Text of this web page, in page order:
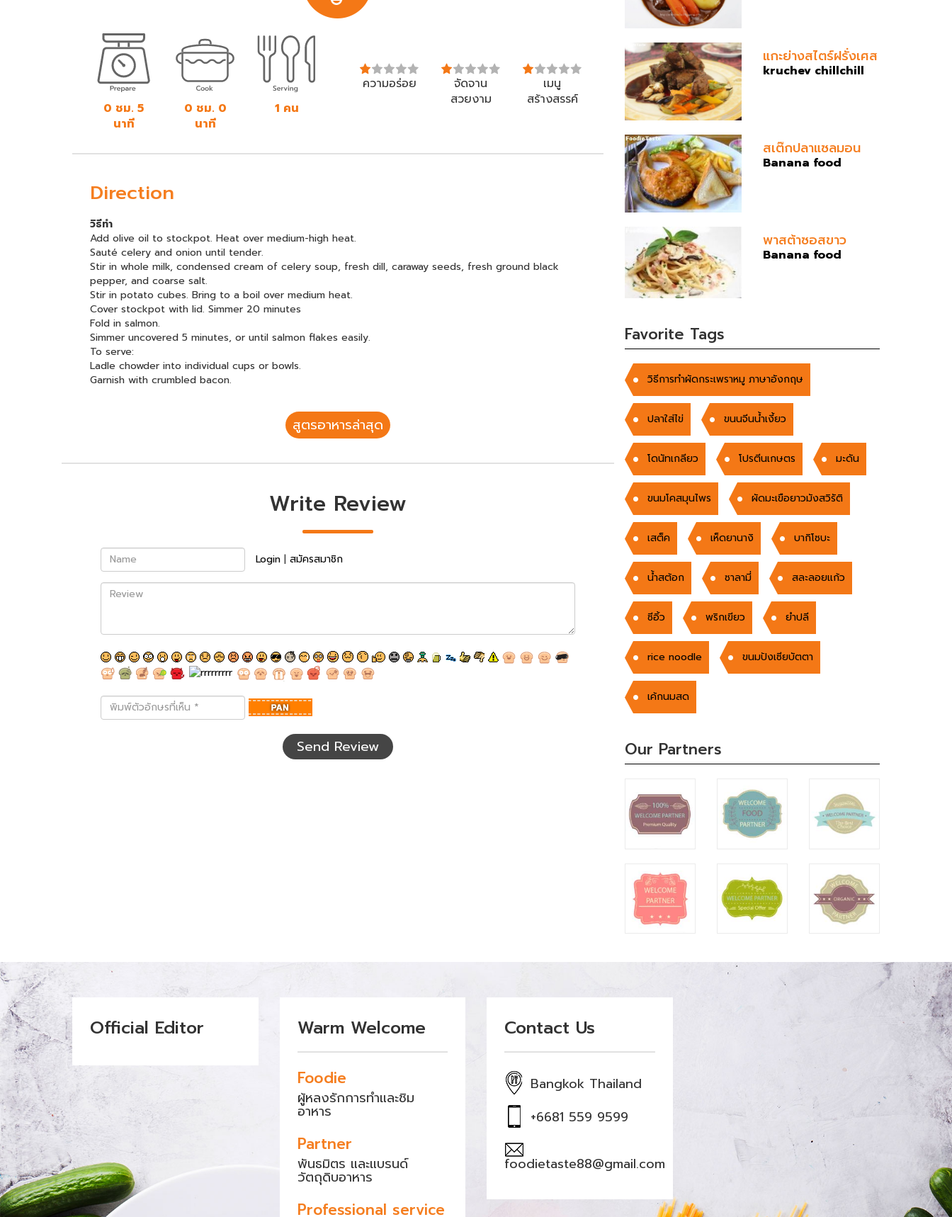
0 ชม. 5
นาที
0 ชม. 0
นาที
1 คน
ความอร่อย
จัดจาน
สวยงาม
เมนู
สร้างสรรค์
Direction
วิธีทำ
Add olive oil to stockpot. Heat over medium-high heat.
Sauté celery and onion until tender.
Stir in whole milk, condensed cream of celery soup, fresh dill, caraway seeds, fresh ground black
pepper, and coarse salt.
Stir in potato cubes. Bring to a boil over medium heat.
Cover stockpot with lid. Simmer 20 minutes
Fold in salmon.
Simmer uncovered 5 minutes, or until salmon flakes easily.
To serve:
Ladle chowder into individual cups or bowls.
Garnish with crumbled bacon.
สูตรอาหารล่าสุด
Write Review
Name Login | สมัครสมาชิก
Review
พิมพ์
ตัว
Send Review
แกะย่างสไตร์ฝรั่งเศส
kruchev chillchill
สเต๊กปลาแซลมอน
Banana food
พาสต้าซอสขาว
Banana food
Favorite Tags
วิธีการทำผัดกระเพราหมู ภาษาอังกฤษ
ปลาใส่ไข่ ขนนจีนน้ำเงี้ยว
โดนัทเกลียว โปรตีนเกษตร มะดัน
ขนมโคสมุนไพร ผัดมะเขือยาวมังสวิรัติ
เสต็ค เห็ดยานางิ บากิโซบะ
น้ำสต้อก ซาลามี่ สละลอยแก้ว
ซีอิ้ว พริกเขียว ยำปลี
rice noodle ขนมปังเซียบัตตา
เค้กนมสด
Our Partners
Official Editor Warm Welcome
Foodie
ผู้หลงรักการทำและชิม
อาหาร
Partner
พันธมิตร และแบรนด์
วัตถุดิบอาหาร
Professional service
Contact Us
Bangkok Thailand
+6681 559 9599
foodietaste88@gmail.com